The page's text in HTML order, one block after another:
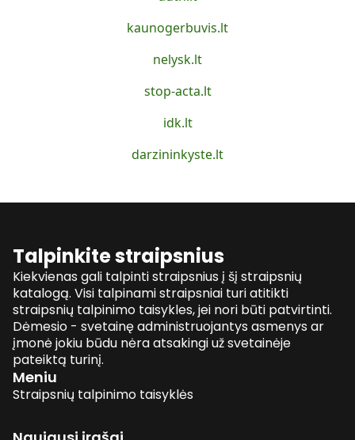
kaunogerbuvis.lt
nelysk.lt
stop-acta.lt
idk.lt
darzininkyste.lt
Talpinkite straipsnius
Kiekvienas gali talpinti straipsnius į šį straipsnių
katalogą. Visi talpinami straipsniai turi atitikti
straipsnių talpinimo taisykles, jei nori būti patvirtinti.
Dėmesio - svetainę administruojantys asmenys ar
įmonė jokiu būdu nėra atsakingi už svetainėje
pateiktą turinį.
Meniu
Straipsnių talpinimo taisyklės